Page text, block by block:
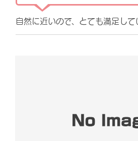
自然に近いので、とても満足して